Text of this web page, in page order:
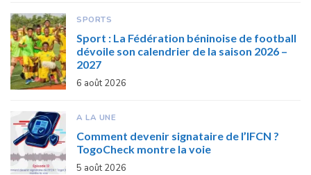
SPORTS
Sport : La Fédération béninoise de football
dévoile son calendrier de la saison 2026 –
2027
6 août 2026
A LA UNE
Comment devenir signataire de l’IFCN ?
TogoCheck montre la voie
5 août 2026